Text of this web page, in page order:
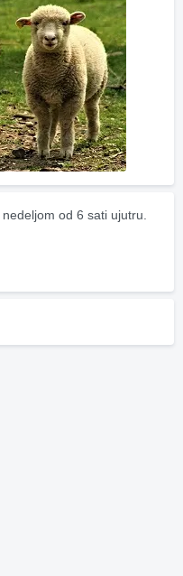
od 6 sati ujutru.